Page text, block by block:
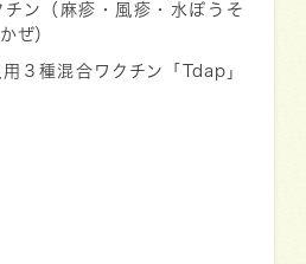
チン（麻疹・風疹・水ぼうそ
ぜ）
３種混合ワクチン「Tdap」